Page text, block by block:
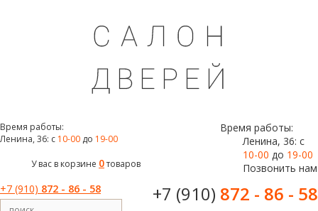
Время работы:
Ленина, 36: с 10-00 до 19-00
У вас в корзине 0товаров
+7 (910) 872 - 86 - 58
Время работы:
Ленина, 36: с
10-00 до 19-00
Позвонить нам
+7 (910) 872 - 86 - 58